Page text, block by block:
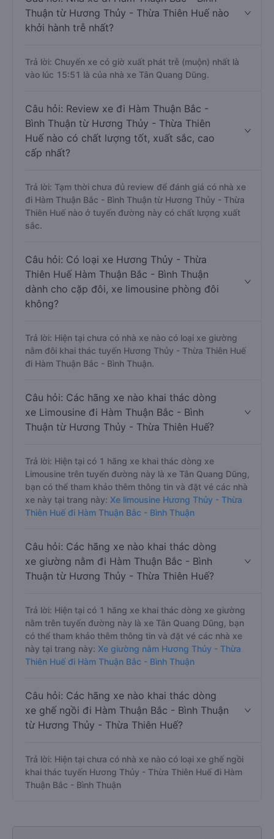
Thuận từ Hương Thủy - Thừa Thiên Huế nào
khởi hành trễ nhất?
Trả lời: Chuyến xe có giờ xuất phát trễ (muộn) nhất là
vào lúc 15:51 là của nhà xe Tân Quang Dũng.
Câu hỏi: Review xe đi Hàm Thuận Bắc -
Bình Thuận từ Hương Thủy - Thừa Thiên
Huế nào có chất lượng tốt, xuất sắc, cao
cấp nhất?
Trả lời: Tạm thời chưa đủ review để đánh giá có nhà xe
đi Hàm Thuận Bắc - Bình Thuận từ Hương Thủy - Thừa
Thiên Huế nào ở tuyến đường này có chất lượng xuất
sắc.
Câu hỏi: Có loại xe Hương Thủy - Thừa
Thiên Huế Hàm Thuận Bắc - Bình Thuận
dành cho cặp đôi, xe limousine phòng đôi
không?
Trả lời: Hiện tại chưa có nhà xe nào có loại xe giường
nằm đôi khai thác tuyến Hương Thủy - Thừa Thiên Huế
đi Hàm Thuận Bắc - Bình Thuận.
Câu hỏi: Các hãng xe nào khai thác dòng
xe Limousine đi Hàm Thuận Bắc - Bình
Thuận từ Hương Thủy - Thừa Thiên Huế?
Trả lời: Hiện tại có 1 hãng xe khai thác dòng xe
Limousine trên tuyến đường này là xe Tân Quang Dũng,
bạn có thể tham khảo thêm thông tin và đặt vé các nhà
xe này tại trang này: Xe limousine Hương Thủy - Thừa
Thiên Huế đi Hàm Thuận Bắc - Bình Thuận
Câu hỏi: Các hãng xe nào khai thác dòng
xe giường nằm đi Hàm Thuận Bắc - Bình
Thuận từ Hương Thủy - Thừa Thiên Huế?
Trả lời: Hiện tại có 1 hãng xe khai thác dòng xe giường
nằm trên tuyến đường này là xe Tân Quang Dũng, bạn
có thể tham khảo thêm thông tin và đặt vé các nhà xe
này tại trang này: Xe giường nằm Hương Thủy - Thừa
Thiên Huế đi Hàm Thuận Bắc - Bình Thuận
Câu hỏi: Các hãng xe nào khai thác dòng
xe ghế ngồi đi Hàm Thuận Bắc - Bình Thuận
từ Hương Thủy - Thừa Thiên Huế?
Trả lời: Hiện tại chưa có nhà xe nào có loại xe ghế ngồi
khai thác tuyến Hương Thủy - Thừa Thiên Huế đi Hàm
Thuận Bắc - Bình Thuận